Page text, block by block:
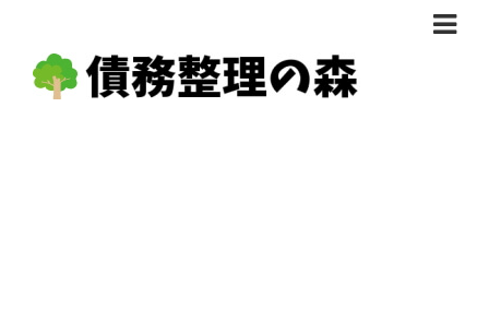
債務整理体験談